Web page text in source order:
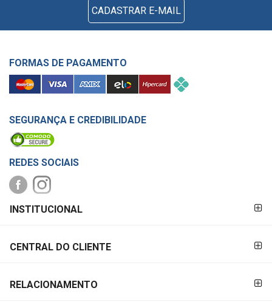
CADASTRAR E-MAIL
FORMAS DE PAGAMENTO
SEGURANÇA E CREDIBILIDADE
REDES SOCIAIS
PAGAMENTO
INSTITUCIONAL
CENTRAL DO CLIENTE
RELACIONAMENTO